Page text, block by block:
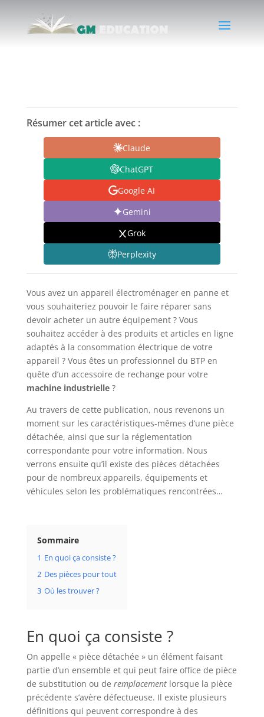
Résumer cet article avec :
Claude
ChatGPT
Google AI
Gemini
Grok
Perplexity
Vous avez un appareil électroménager en panne et
vous souhaiteriez pouvoir le faire réparer sans
devoir acheter un autre équipement ? Vous
souhaitez accéder à des produits et articles en ligne
adaptés à la consommation électrique de votre
appareil ? Vous êtes un professionnel du BTP en
quête d’un accessoire de rechange pour votre
machine industrielle?
Au travers de cette publication, nous revenons un
moment sur les caractéristiques-mêmes d’une pièce
détachée, ainsi que sur la réglementation
correspondante pour votre information. Nous
verrons ensuite qu’il existe des pièces détachées
pour de nombreux appareils, équipements et
véhicules selon les problématiques rencontrées…
Sommaire
1 En quoi ça consiste ?
2 Des pièces pour tout
3 Où les trouver ?
En quoi ça consiste ?
On appelle « pièce détachée » un élément faisant
partie d’un ensemble et qui peut faire office de pièce
de substitution ou de remplacementlorsque la pièce
précédente s’avère défectueuse. Il existe plusieurs
définitions qui peuvent correspondre à des